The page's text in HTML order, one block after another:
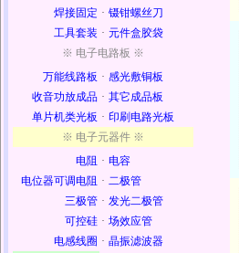
焊接固定 · 镊钳螺丝刀
工具套装 · 元件盒胶袋
※ 电子电路板 ※
万能线路板 · 感光敷铜板
收音功放成品 · 其它成品板
单片机类光板 · 印刷电路光板
※ 电子元器件 ※
电阻 · 电容
电位器可调电阻 · 二极管
三极管 · 发光二极管
可控硅 · 场效应管
电感线圈 · 晶振滤波器